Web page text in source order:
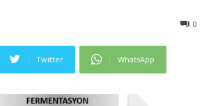
0
Twitter WhatsApp